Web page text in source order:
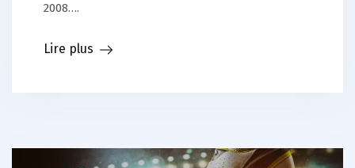
2008….
Lire plus